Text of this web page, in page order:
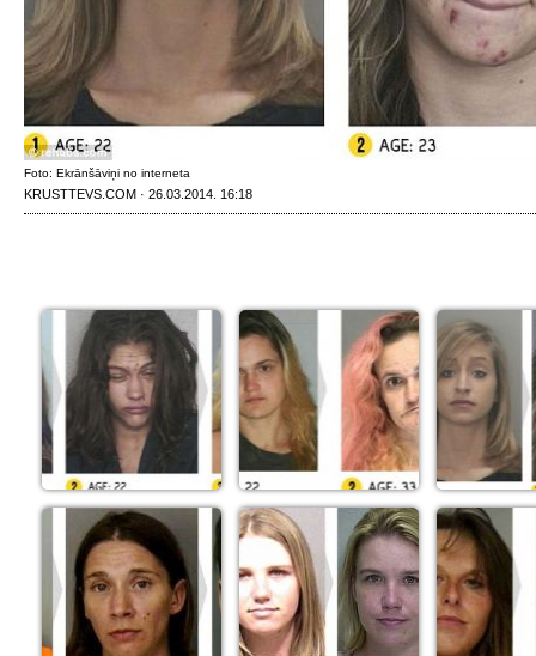
Foto: Ekrānšāviņi no interneta
KRUSTTEVS.COM · 26.03.2014. 16:18